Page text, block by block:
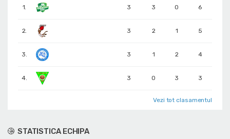
1. 3 3 0 6
2. 3 2 1 5
3. 3 1 2 4
4. 3 0 3 3
Vezi tot clasamentul
STATISTICA ECHIPA